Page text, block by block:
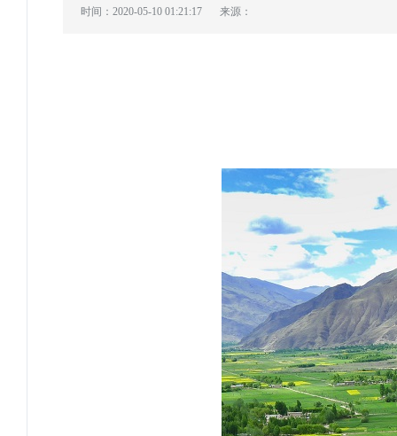
时间：2020-05-10 01:21:17 来源：